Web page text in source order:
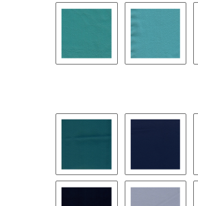
3650 - jeans 3680 -